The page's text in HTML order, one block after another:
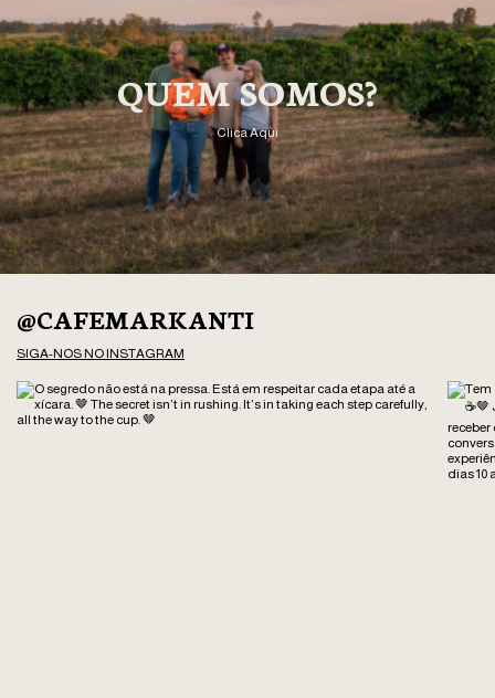
QUEM SOMOS?
Clica Aqui
@CAFEMARKANTI
SIGA-NOS NO INSTAGRAM